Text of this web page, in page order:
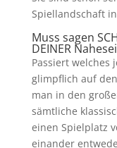
Spiellandschaft
Muss sagen
DEINER
Passiert welches
glimpflich auf
man in den
sämtliche
einen Spielplatz
einander